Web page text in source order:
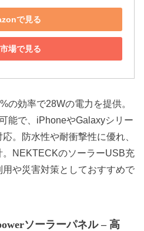
で見る
場で見る
の効率で28Wの電力を提供。
能で、iPhoneやGalaxyシリー
。防水性や耐衝撃性に優れ、
NEKTECKのソーラーUSB充
や災害対策としておすすめで
ソーラーパネル – 高